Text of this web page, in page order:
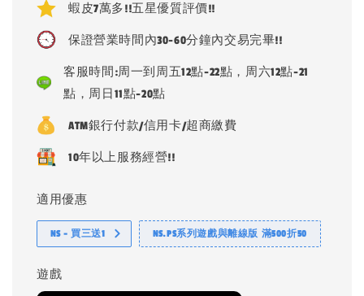
蝦皮7萬多!!五星優質評價!!
保證營業時間內30-60分鐘內交易完畢!!
客服時間:周一到周五12點-22點，周六12點-21
點，周日11點-20點
ATM銀行付款/信用卡/超商繳費
10年以上服務經營!!
適用優惠
NS - 買三送1 NS.PS系列遊戲與離線版 滿500折50
遊戲